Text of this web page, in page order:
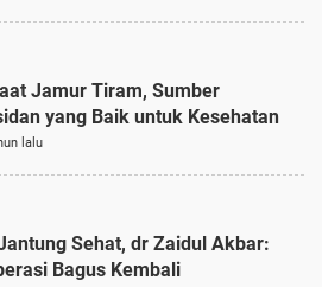
Jamur Tiram, Sumber
yang Baik untuk Kesehatan
lalu
Sehat, dr Zaidul Akbar:
Bagus Kembali